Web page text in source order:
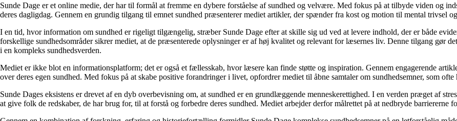
Sunde Dage er et online medie, der har til formål at fremme en dybere forståelse af sundhed og velvære. Med fokus på at tilbyde viden og
deres dagligdag. Gennem en grundig tilgang til emnet sundhed præsenterer mediet artikler, der spænder fra kost og motion til mental trivsel
I en tid, hvor information om sundhed er rigeligt tilgængelig, stræber Sunde Dage efter at skille sig ud ved at levere indhold, der er både
forskellige sundhedsområder sikrer mediet, at de præsenterede oplysninger er af høj kvalitet og relevant for læsernes liv. Denne tilgang gør
i en kompleks sundhedsverden.
Mediet er ikke blot en informationsplatform; det er også et fællesskab, hvor læsere kan finde støtte og inspiration. Gennem engagerende
over deres egen sundhed. Med fokus på at skabe positive forandringer i livet, opfordrer mediet til åbne samtaler om sundhedsemner, som
Sunde Dages eksistens er drevet af en dyb overbevisning om, at sundhed er en grundlæggende menneskerettighed. I en verden præget af
at give folk de redskaber, de har brug for, til at forstå og forbedre deres sundhed. Mediet arbejder derfor målrettet på at nedbryde